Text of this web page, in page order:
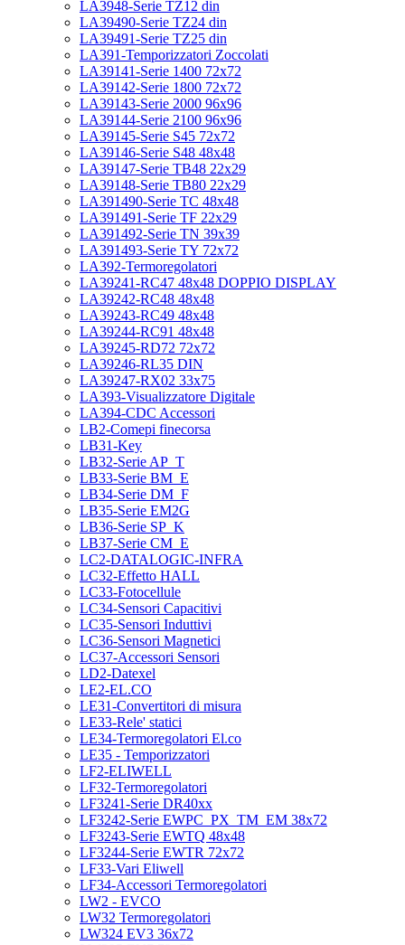
LA3948-Serie TZ12 din
LA39490-Serie TZ24 din
LA39491-Serie TZ25 din
LA391-Temporizzatori Zoccolati
LA39141-Serie 1400 72x72
LA39142-Serie 1800 72x72
LA39143-Serie 2000 96x96
LA39144-Serie 2100 96x96
LA39145-Serie S45 72x72
LA39146-Serie S48 48x48
LA39147-Serie TB48 22x29
LA39148-Serie TB80 22x29
LA391490-Serie TC 48x48
LA391491-Serie TF 22x29
LA391492-Serie TN 39x39
LA391493-Serie TY 72x72
LA392-Termoregolatori
LA39241-RC47 48x48 DOPPIO DISPLAY
LA39242-RC48 48x48
LA39243-RC49 48x48
LA39244-RC91 48x48
LA39245-RD72 72x72
LA39246-RL35 DIN
LA39247-RX02 33x75
LA393-Visualizzatore Digitale
LA394-CDC Accessori
LB2-Comepi finecorsa
LB31-Key
LB32-Serie AP_T
LB33-Serie BM_E
LB34-Serie DM_F
LB35-Serie EM2G
LB36-Serie SP_K
LB37-Serie CM_E
LC2-DATALOGIC-INFRA
LC32-Effetto HALL
LC33-Fotocellule
LC34-Sensori Capacitivi
LC35-Sensori Induttivi
LC36-Sensori Magnetici
LC37-Accessori Sensori
LD2-Datexel
LE2-EL.CO
LE31-Convertitori di misura
LE33-Rele' statici
LE34-Termoregolatori El.co
LE35 - Temporizzatori
LF2-ELIWELL
LF32-Termoregolatori
LF3241-Serie DR40xx
LF3242-Serie EWPC_PX_TM_EM 38x72
LF3243-Serie EWTQ 48x48
LF3244-Serie EWTR 72x72
LF33-Vari Eliwell
LF34-Accessori Termoregolatori
LW2 - EVCO
LW32 Termoregolatori
LW324 EV3 36x72